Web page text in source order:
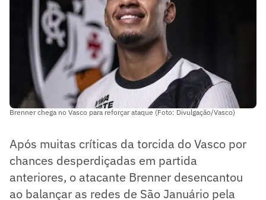
Brenner chega no Vasco para reforçar ataque (Foto: Divulgação/Vasco)
Após muitas críticas da torcida do Vasco por
chances desperdiçadas em partida
anteriores, o atacante Brenner desencantou
ao balançar as redes de São Januário pela